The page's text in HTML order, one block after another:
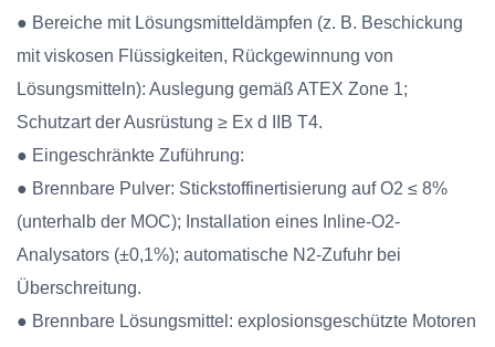
● Bereiche mit Lösungsmitteldämpfen (z. B. Beschickung
mit viskosen Flüssigkeiten, Rückgewinnung von
Lösungsmitteln): Auslegung gemäß ATEX Zone 1;
Schutzart der Ausrüstung ≥ Ex d IIB T4.
● Eingeschränkte Zuführung:
● Brennbare Pulver: Stickstoffinertisierung auf O2 ≤ 8%
(unterhalb der MOC); Installation eines Inline-O2-
Analysators (±0,1%); automatische N2-Zufuhr bei
Überschreitung.
● Brennbare Lösungsmittel: explosionsgeschützte Motoren